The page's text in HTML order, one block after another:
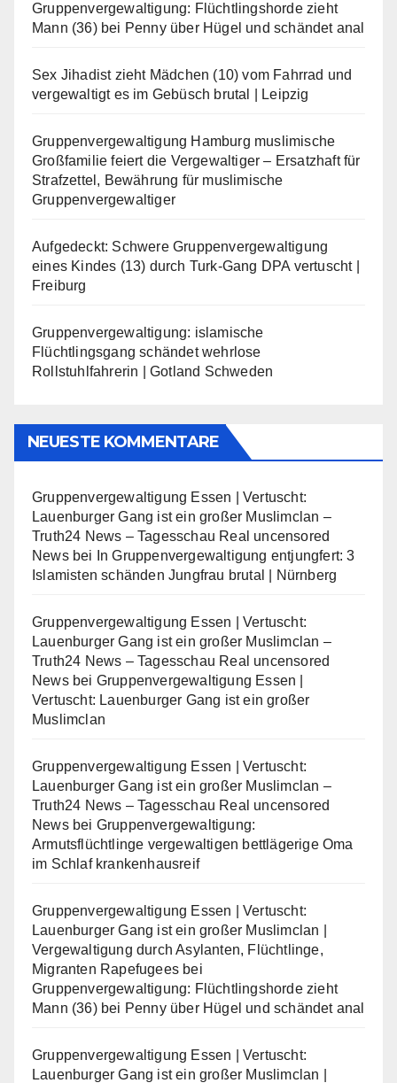
Gruppenvergewaltigung: Flüchtlingshorde zieht
Mann (36) bei Penny über Hügel und schändet anal
Sex Jihadist zieht Mädchen (10) vom Fahrrad und
vergewaltigt es im Gebüsch brutal | Leipzig
Gruppenvergewaltigung Hamburg muslimische
Großfamilie feiert die Vergewaltiger – Ersatzhaft für
Strafzettel, Bewährung für muslimische
Gruppenvergewaltiger
Aufgedeckt: Schwere Gruppenvergewaltigung
eines Kindes (13) durch Turk-Gang DPA vertuscht |
Freiburg
Gruppenvergewaltigung: islamische
Flüchtlingsgang schändet wehrlose
Rollstuhlfahrerin | Gotland Schweden
NEUESTE KOMMENTARE
Gruppenvergewaltigung Essen | Vertuscht:
Lauenburger Gang ist ein großer Muslimclan –
Truth24 News – Tagesschau Real uncensored
Newsbei
In Gruppenvergewaltigung entjungfert: 3
Islamisten schänden Jungfrau brutal | Nürnberg
Gruppenvergewaltigung Essen | Vertuscht:
Lauenburger Gang ist ein großer Muslimclan –
Truth24 News – Tagesschau Real uncensored
Newsbei Gruppenvergewaltigung Essen |
Vertuscht: Lauenburger Gang ist ein großer
Muslimclan
Gruppenvergewaltigung Essen | Vertuscht:
Lauenburger Gang ist ein großer Muslimclan –
Truth24 News – Tagesschau Real uncensored
Newsbei Gruppenvergewaltigung:
Armutsflüchtlinge vergewaltigen bettlägerige Oma
im Schlaf krankenhausreif
Gruppenvergewaltigung Essen | Vertuscht:
Lauenburger Gang ist ein großer Muslimclan |
Vergewaltigung durch Asylanten, Flüchtlinge,
Migranten Rapefugees bei
Gruppenvergewaltigung: Flüchtlingshorde zieht
Mann (36) bei Penny über Hügel und schändet anal
Gruppenvergewaltigung Essen | Vertuscht:
Lauenburger Gang ist ein großer Muslimclan |